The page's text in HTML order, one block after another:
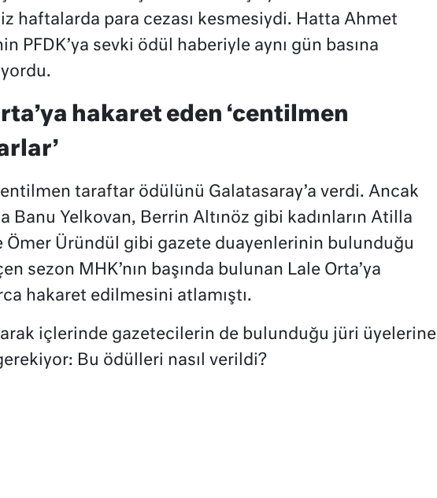
haftalarda para cezası kesmesiydi. Hatta Ahmet
PFDK’ya sevki ödül haberiyle aynı gün basına
hakaret eden ‘centilmen
taraftar ödülünü Galatasaray’a verdi. Ancak
Banu Yelkovan, Berrin Altınöz gibi kadınların Atilla
Ömer Üründül gibi gazete duayenlerinin bulunduğu
sezon MHK’nın başında bulunan Lale Orta’ya
hakaret edilmesini atlamıştı.
içlerinde gazetecilerin de bulunduğu jüri üyelerine
Bu ödülleri nasıl verildi?